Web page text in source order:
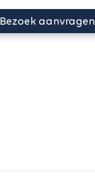
Bezoek aanvragen